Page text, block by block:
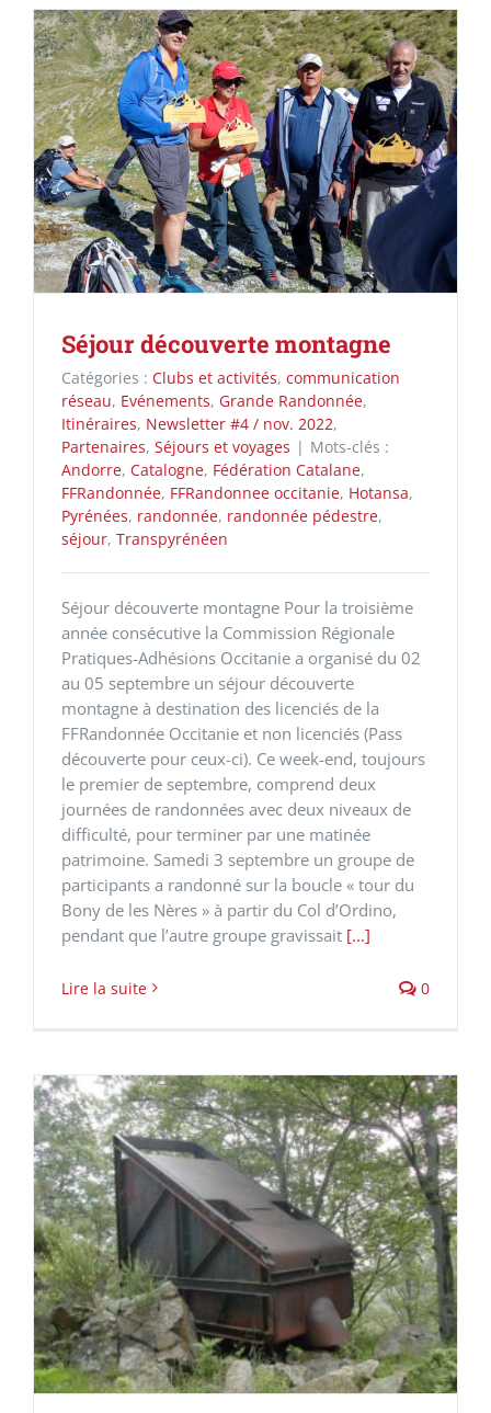
Séjour découverte montagne
Catégories : Clubs et activités, communication
réseau, Evénements, Grande Randonnée,
Itinéraires, Newsletter #4 / nov. 2022,
Partenaires, Séjours et voyages | Mots-clés :
Andorre, Catalogne, Fédération Catalane,
FFRandonnée, FFRandonnee occitanie, Hotansa,
Pyrénées, randonnée, randonnée pédestre,
séjour, Transpyrénéen
Séjour découverte montagne Pour la troisième
année consécutive la Commission Régionale
Pratiques-Adhésions Occitanie a organisé du 02
au 05 septembre un séjour découverte
montagne à destination des licenciés de la
FFRandonnée Occitanie et non licenciés (Pass
découverte pour ceux-ci). Ce week-end, toujours
le premier de septembre, comprend deux
journées de randonnées avec deux niveaux de
difficulté, pour terminer par une matinée
patrimoine. Samedi 3 septembre un groupe de
participants a randonné sur la boucle « tour du
Bony de les Nères » à partir du Col d’Ordino,
pendant que l’autre groupe gravissait [...]
Lire la suite 0